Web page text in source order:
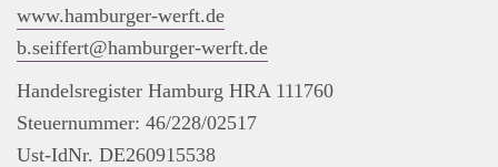
www.hamburger-werft.de
b.seiffert@hamburger-werft.de
Handelsregister Hamburg HRA 111760
Steuernummer: 46/228/02517
Ust-IdNr. DE260915538